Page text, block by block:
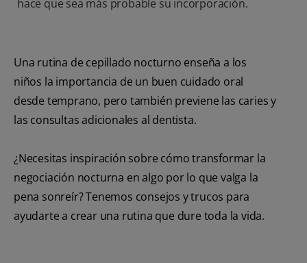
hace que sea más probable su incorporación.
Una rutina de cepillado nocturno enseña a los
niños la importancia de un buen cuidado oral
desde temprano, pero también previene las caries y
las consultas adicionales al dentista.
¿Necesitas inspiración sobre cómo transformar la
negociación nocturna en algo por lo que valga la
pena sonreír? Tenemos consejos y trucos para
ayudarte a crear una rutina que dure toda la vida.